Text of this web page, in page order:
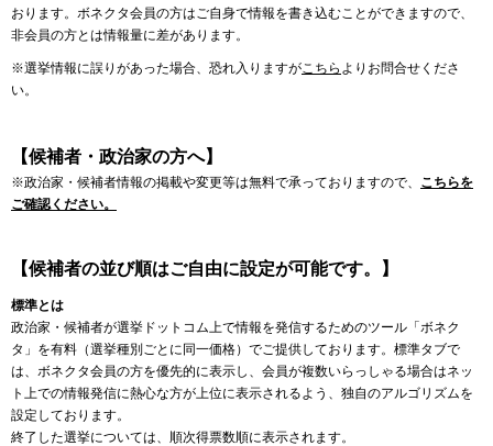
おります。ボネクタ会員の方はご自身で情報を書き込むことができますので、
非会員の方とは情報量に差があります。
※選挙情報に誤りがあった場合、恐れ入りますがこちら よりお問合せくださ
い。
【候補者・政治家の方へ】
※政治家・候補者情報の掲載や変更等は無料で承っておりますので、 こちらを
ご確認ください。
【候補者の並び順はご自由に設定が可能です。】
標準とは
政治家・候補者が選挙ドットコム上で情報を発信するためのツール「ボネク
タ」を有料（選挙種別ごとに同一価格）でご提供しております。標準タブで
は、ボネクタ会員の方を優先的に表示し、会員が複数いらっしゃる場合はネッ
ト上での情報発信に熱心な方が上位に表示されるよう、独自のアルゴリズムを
設定しております。
終了した選挙については、順次得票数順に表示されます。